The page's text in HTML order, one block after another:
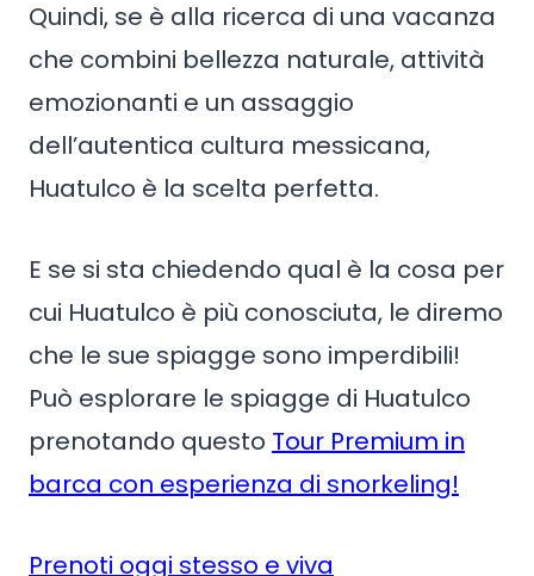
Quindi, se è alla ricerca di una vacanza
che combini bellezza naturale, attività
emozionanti e un assaggio
dell’autentica cultura messicana,
Huatulco è la scelta perfetta.
E se si sta chiedendo qual è la cosa per
cui Huatulco è più conosciuta, le diremo
che le sue spiagge sono imperdibili!
Può esplorare le spiagge di Huatulco
prenotando questo Tour Premium in
barca con esperienza di snorkeling!
Prenoti oggi stesso e viva